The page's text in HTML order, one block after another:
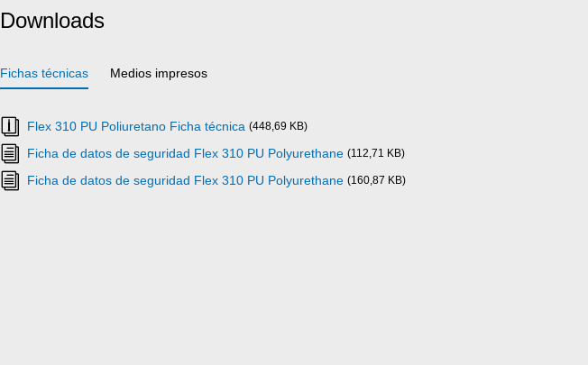
Downloads
Fichas técnicas Medios impresos
Flex 310 PU Poliuretano Ficha técnica (448,69 KB)
Ficha de datos de seguridad Flex 310 PU Polyurethane (112,71 KB)
Ficha de datos de seguridad Flex 310 PU Polyurethane (160,87 KB)